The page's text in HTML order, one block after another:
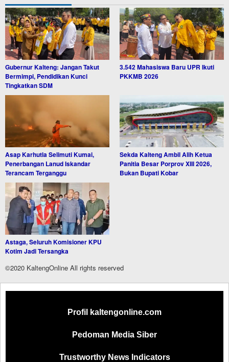
Gubernur Kalteng: Jangan Takut
Bermimpi, Pendidikan Kunci
Tingkatkan SDM
3.542 Mahasiswa Baru UPR Ikuti
PKKMB 2026
Asap Karhutla Selimuti Kumai,
Penerbangan Lanud Iskandar
Terancam Terganggu
Sekda Kalteng Ambil Alih Ketua
Panitia Besar Porprov XIII 2026,
Bukan Bupati Kobar
Astaga, Seluruh Komisioner KPU
Kotim Jadi Tersangka
©2020 KaltengOnline All rights reserved
Profil kaltengonline.com
Pedoman Media Siber
Trustworthy News Indicators